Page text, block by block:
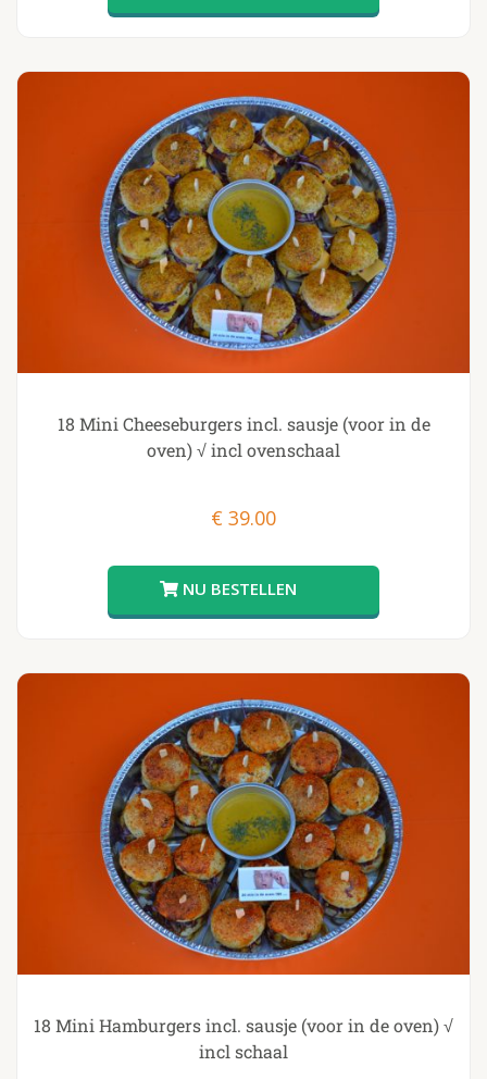
18 Mini Cheeseburgers incl. sausje (voor in de
oven) √ incl ovenschaal
€ 39.00
18 Mini Hamburgers incl. sausje (voor in de oven) √
incl schaal